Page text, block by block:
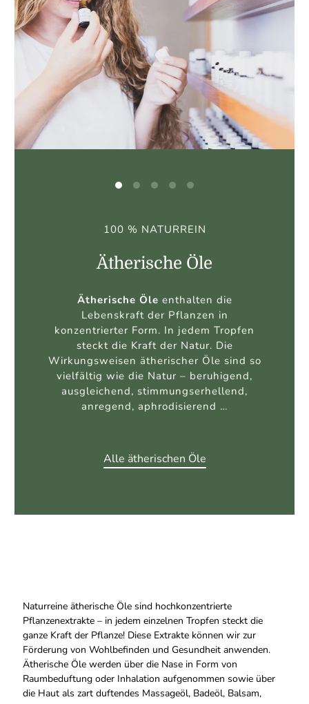
100% NATURREINE DUFTMISCHUNGEN
Duftkompositionen
EineDuftkompositionist eine
Kombination aus Kopfnote,Herznote
undFußnote– mit viel Liebe und
Feingefühl aufeinander abgestimmt und
ein harmonisches Wohlfühlambiente zu
erzeugen und um Synergien bilden zu
können.
Naturreine ätherische Öle sind hochkonzentrierte
Pflanzenextrakte – in jedem einzelnen Tropfen steckt die
ganze Kraft der Pflanze! Diese Extrakte können wir zur
Förderung von Wohlbefinden und Gesundheit anwenden.
Ätherische Öle werden über die Nase in Form von
Raumbeduftung oder Inhalation aufgenommen sowie über
die Haut als zart duftendes Massageöl, Badeöl, Balsam,